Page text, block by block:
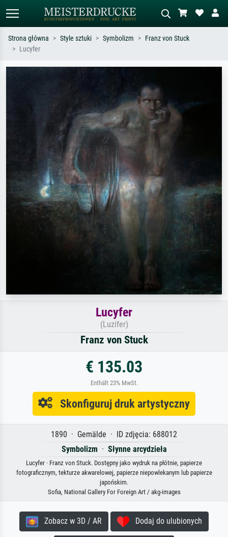
Monet, Gwiaździsta noc,
abstrakcja z czerwienią, ciemny olej,
stojący akt obok drzewa.
Strona główna Style sztuki Symbolizm
Franz von Stuck
Lucyfer
Lucyfer
(Luzifer)
Franz von Stuck
€ 135.03
Enthält 23% MwSt.
Skonfiguruj druk artystyczny
1890 · Gemälde · ID zdjęcia: 688012
Symbolizm · Słynne arcydzieła
Lucyfer · Franz von Stuck. Dostępny jako wydruk na płótnie, papierze
fotograficznym, tekturze akwarelowej, papierze niepowlekanym lub papierze
japońskim.
Sofia, National Gallery For Foreign Art / akg-images
Zobacz w 3D / AR Dodaj do ulubionych